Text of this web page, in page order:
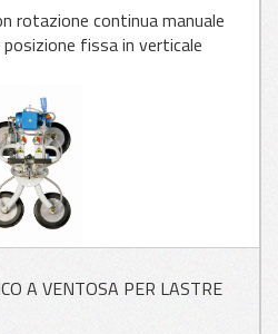
APPLICAZIONI
APPLICAZIONI
rotazione continua manuale
fissa in verticale
A VENTOSA PER LASTRE